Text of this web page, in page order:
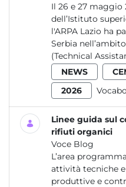
Il 26 e 27 maggio
dell’Istituto
l'ARPA Lazio ha
Serbia
(Technical
NEWS
2026
Linee guida sul
rifiuti organici
Voce Blog
L’area
attività tecniche
produttive e